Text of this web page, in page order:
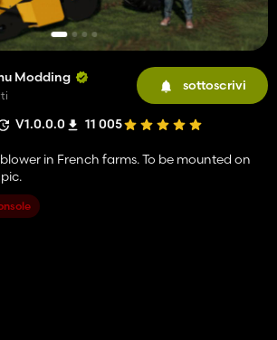
Modding
sottoscrivi
V1.0.0.0 11 005
in French farms. To be mounted on